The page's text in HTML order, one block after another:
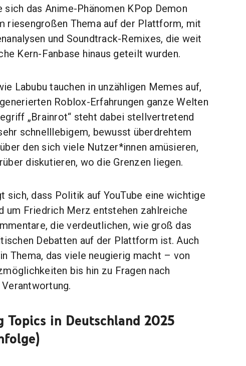
das Anime-Phänomen KPop Demon
riesengroßen Thema auf der Plattform, mit
und Soundtrack-Remixes, die weit
Kern-Fanbase hinaus geteilt wurden.
Labubu tauchen in unzähligen Memes auf,
Roblox-Erfahrungen ganze Welten
„Brainrot“ steht dabei stellvertretend
schnelllebigem, bewusst überdrehtem
den sich viele Nutzer*innen amüsieren,
diskutieren, wo die Grenzen liegen.
sich, dass Politik auf YouTube eine wichtige
um Friedrich Merz entstehen zahlreiche
die verdeutlichen, wie groß das
Debatten auf der Plattform ist. Auch
Thema, das viele neugierig macht – von
bis hin zu Fragen nach
Topics in Deutschland 2025